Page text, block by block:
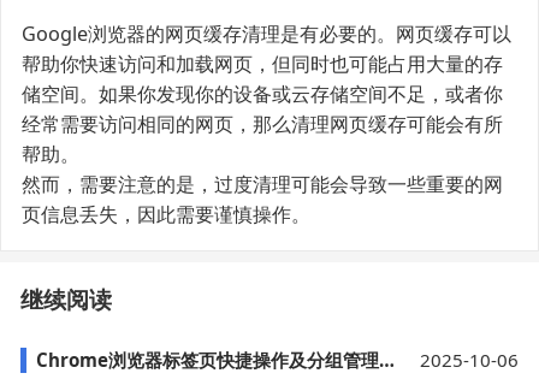
Google浏览器的网页缓存清理是有必要的。网页缓存可以
帮助你快速访问和加载网页，但同时也可能占用大量的存
储空间。如果你发现你的设备或云存储空间不足，或者你
经常需要访问相同的网页，那么清理网页缓存可能会有所
帮助。
然而，需要注意的是，过度清理可能会导致一些重要的网
页信息丢失，因此需要谨慎操作。
继续阅读
Chrome浏览器标签页快捷操作及分组管理操作技巧 2025-10-06